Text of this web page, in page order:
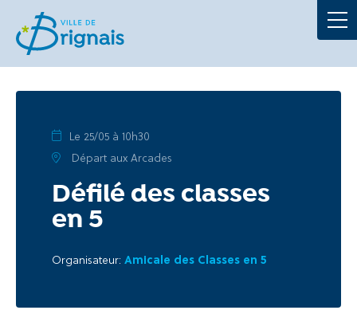
Le 25/05 à 10h30
Départ aux Arcades
Défilé des classes
en 5
Organisateur: Amicale des Classes en 5
La Mairie
Au quotidien